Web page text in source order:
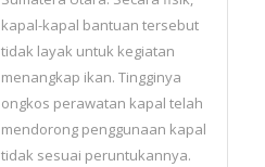
kapal-kapal bantuan tersebut
tidak layak untuk kegiatan
menangkap ikan. Tingginya
ongkos perawatan kapal telah
mendorong penggunaan kapal
tidak sesuai peruntukannya.